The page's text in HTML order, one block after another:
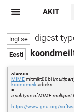
digest
olemus
MIMEmitmiktüübi (multipart
koondmeilitarbeks
=
a subtype of MIME multipart
https://www.gnu.org/
AKIT